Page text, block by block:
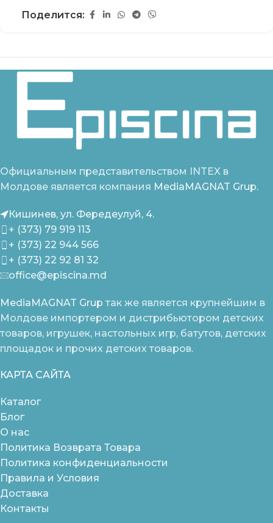
Поделится:
Официальным представительством INTEX в
Молдове является компания MediaMAGNAT Grup.
Кишинев, ул. Фередеулуй, 4.
+ (373) 79 919 113
+ (373) 22 944 566
+ (373) 22 92 81 32
office@episcina.md
MediaMAGNAT Grup так же является крупнейшим в
Молдове импортером и дистрибьютором детских
товаров, игрушек, настольных игр, батутов, детских
площадок и прочих детских товаров.
КАРТА САЙТА
Каталог
Блог
О нас
Политика Возврата Товара
Политика конфиденциальности
Правила и Условия
Доставка
Контакты